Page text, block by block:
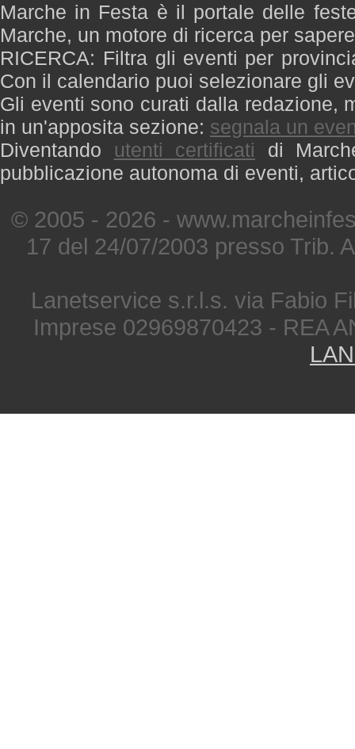
Marche in Festa è il portale delle
Marche, un motore di ricerca per
RICERCA: Filtra gli eventi per
Con il calendario puoi selezionare gli
Gli eventi sono curati dalla redazione,
in un'apposita sezione: segnala un
Diventando utenti certificati di
pubblicazione autonoma di eventi,
© 2005 - 2026 -
17 del 24/07/2003 presso Trib.
Lanetservice s.r.l.s. via Fabio
Imprese 02969870423 - REA